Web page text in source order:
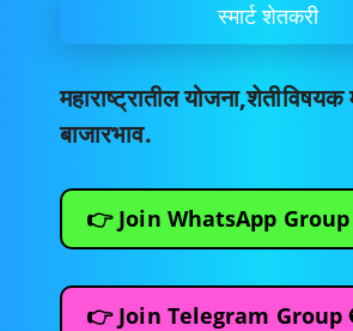
स्मार्ट शेतकरी
महाराष्ट्रातील योजना,शेतीविषयक
बाजारभाव.
👉 Join WhatsApp
👉 Join Telegram Group